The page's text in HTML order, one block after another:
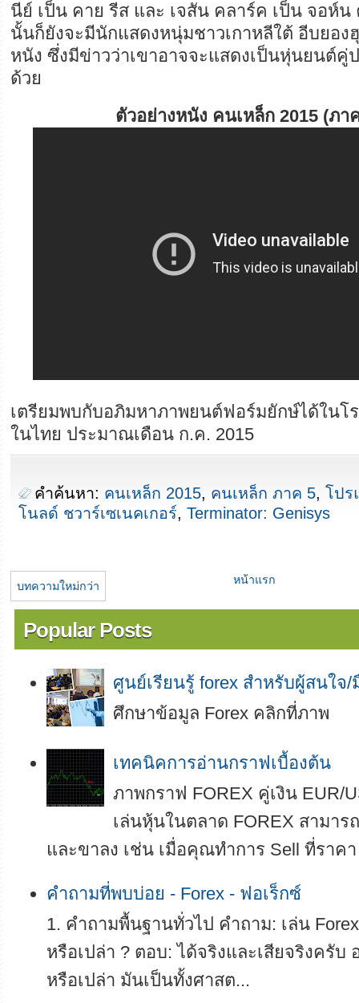
นีย์ เป็น คาย รีส และ เจสัน คลาร์ค เป็น จอห์
นั้นก็ยังจะมีนักแสดงหนุ่มชาวเกาหลีใต้ อีบยอง
หนัง ซึ่งมีข่าวว่าเขาอาจจะแสดงเป็นหุ่นยนต์คู่
ด้วย
ตัวอย่างหนัง คนเหล็ก 2015 (ภา
เตรียมพบกับอภิมหาภาพยนต์ฟอร์มยักษ์ได้ในโ
ในไทย ประมาณเดือน ก.ค. 2015
คำค้นหา: คนเหล็ก 2015, คนเหล็ก ภาค 5, โปร
โนลด์ ชวาร์เซเนคเกอร์, Terminator: Genisys
บทความใหม่กว่า หน้าแรก
Popular Posts
ศูนย์เรียนรู้ forex สำหรับผู้สนใจ/
ศึกษาข้อมูล Forex คลิกที่ภาพ
เทคนิคการอ่านกราฟเบื้องต้น
ภาพกราฟ FOREX คู่เงิน EUR/
เล่นหุ้นในตลาด FOREX สามาร
และขาลง เช่น เมื่อคุณทำการ Sell ที่ราค
คำถามที่พบบ่อย - Forex - ฟอเร็กซ์
1. คำถามพื้นฐานทั่วไป คำถาม: เล่น
หรือเปล่า ? ตอบ: ได้จริงและเสียจริงครั
หรือเปล่า มันเป็นทั้งศาสต...